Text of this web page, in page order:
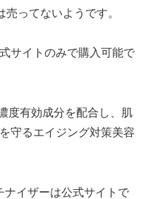
ってないようです。
サイトのみで購入可能で
度有効成分を配合し、肌
守るエイジング対策美容
ナイザーは公式サイトで